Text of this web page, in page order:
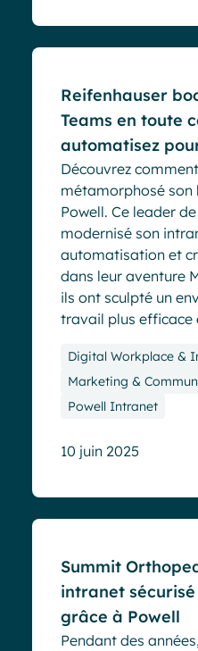
Reifenhauser
Teams en toute
automatisez
Découvrez
métamorphosé son
Powell. Ce leader
modernisé son
automatisation et
dans leur aventure
ils ont sculpté un
travail plus efficace
Digital Workplace &
Marketing &
Powell Intranet
10 juin 2025
Summit
intranet
grâce à Powell
Pendant des